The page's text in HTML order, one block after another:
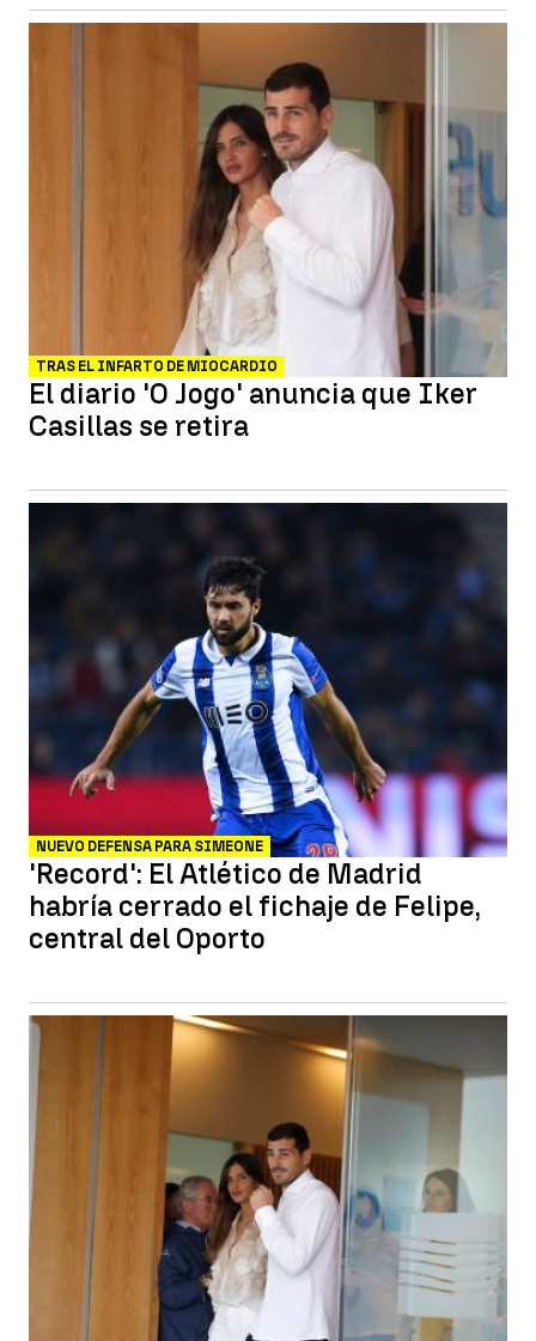
TRAS EL INFARTO DE MIOCARDIO
El diario 'O Jogo' anuncia que Iker
Casillas se retira
NUEVO DEFENSA PARA SIMEONE
'Record': El Atlético de Madrid
habría cerrado el fichaje de Felipe,
central del Oporto